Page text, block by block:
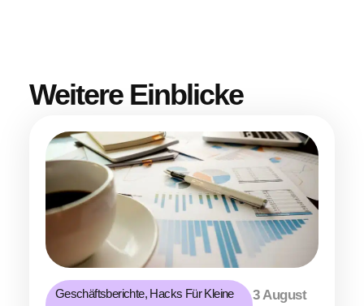
Weitere Einblicke
Geschäftsberichte, Hacks Für Kleine
3 August